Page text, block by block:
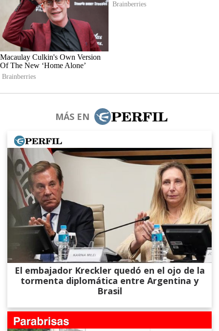
MÁS EN
El embajador Kreckler quedó en el ojo de la
tormenta diplomática entre Argentina y
Brasil